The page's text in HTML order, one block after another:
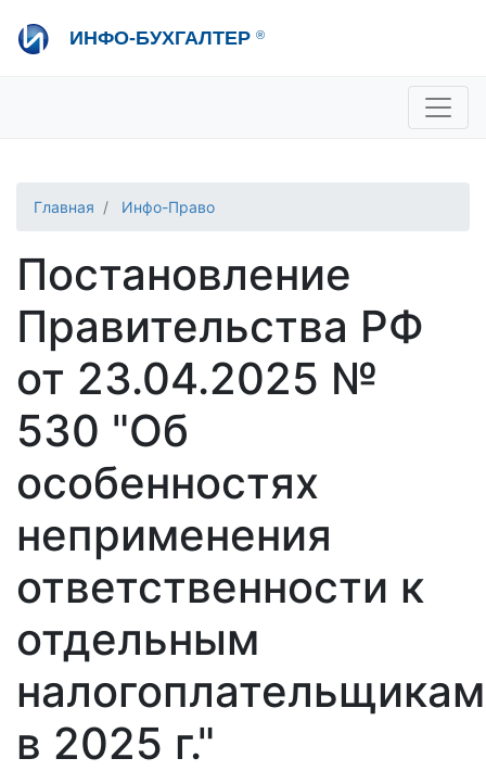
ИНФО-БУХГАЛТЕР ®
Отдел продаж
Консультации
Главная Инфо-Право
Постановление
Правительства РФ
от 23.04.2025 №
530 "Об
особенностях
неприменения
ответственности к
отдельным
налогоплательщикам
в 2025 г."